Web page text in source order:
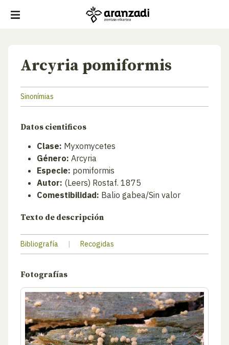
Arcyria pomiformis
Sinonímias
Datos cientificos
Clase: Myxomycetes
Género: Arcyria
Especie: pomiformis
Autor: (Leers) Rostaf. 1875
Comestibilidad: Balio gabea/Sin valor
Texto de descripción
Bibliografía | Recogidas
Fotografías